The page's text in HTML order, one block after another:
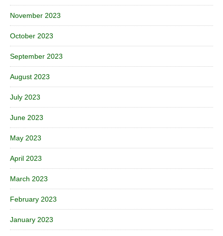
November 2023
October 2023
September 2023
August 2023
July 2023
June 2023
May 2023
April 2023
March 2023
February 2023
January 2023